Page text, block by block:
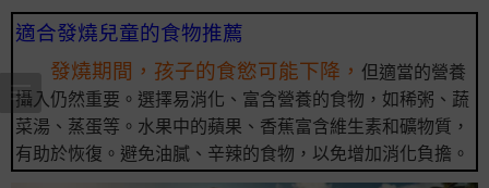
適合發燒兒童的食物推薦
發燒期間，孩子的食慾可能下降， 但適當的營養
攝入仍然重要。選擇易消化、富含營養的食物，如稀粥、蔬
菜湯、蒸蛋等。水果中的蘋果、香蕉富含維生素和礦物質，
有助於恢復。避免油膩、辛辣的食物，以免增加消化負擔。